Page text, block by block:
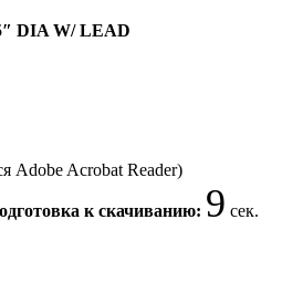
DIA W/ LEAD
Adobe Acrobat Reader)
к скачиванию: 9 сек.